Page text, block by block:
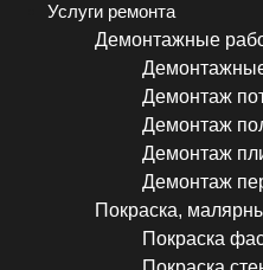
Услуги ремонта
Демонтажные
Демонтаж
Демонтаж
Демонтаж
Демонтаж
Покраска,
Покраска